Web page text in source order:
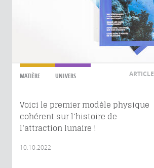
MATIÈRE UNIVERS ARTICLE
Voici le premier modèle physique
cohérent sur l’histoire de
l’attraction lunaire !
10.10.2022